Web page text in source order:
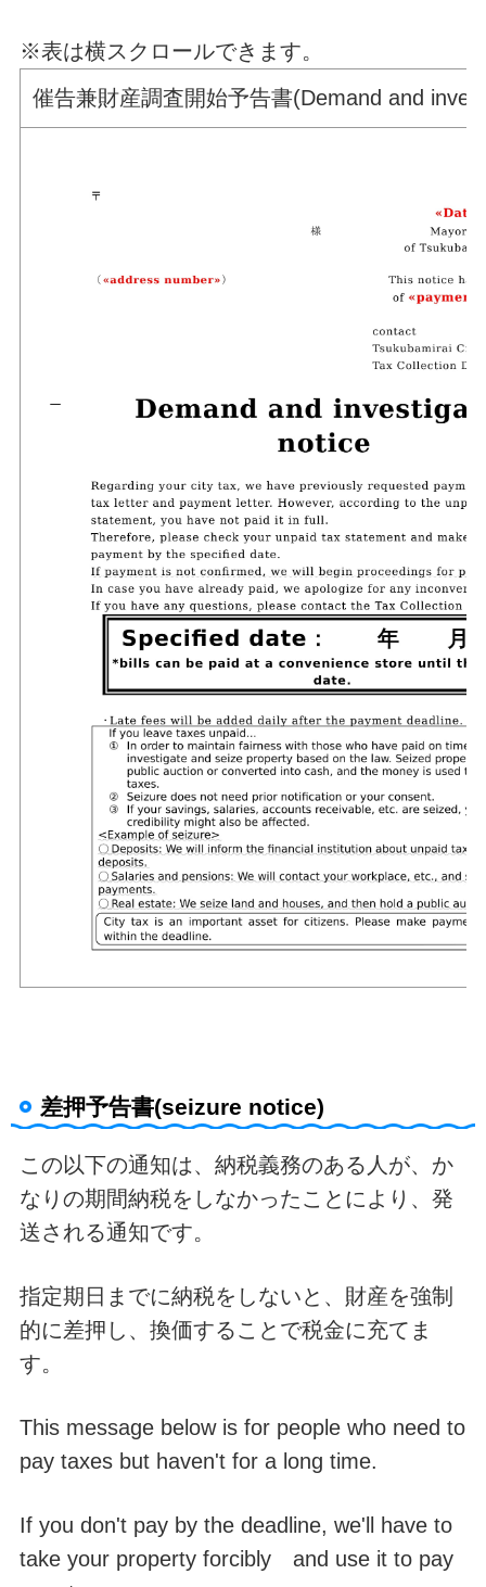
※表は横スクロールできます。
催告兼財産調査開始予告書(Demand and
差押予告書(seizure notice)
この以下の通知は、納税義務のある人が、か
なりの期間納税をしなかったことにより、発
送される通知です。
指定期日までに納税をしないと、財産を強制
的に差押し、換価することで税金に充てま
す。
This message below is for people who need to
pay taxes but haven't for a long time.
If you don't pay by the deadline, we'll have to
take your property forcibly and use it to pay